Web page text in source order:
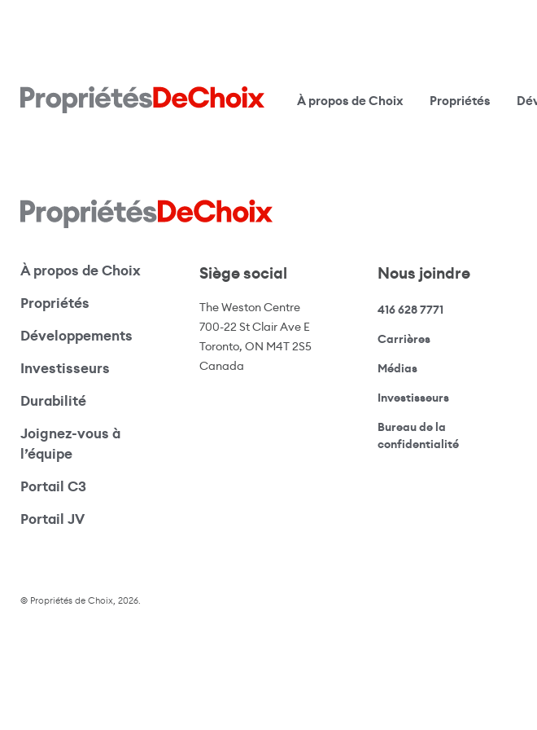
À propos de Choix Propriétés
À propos de Choix
Propriétés
Développements
Investisseurs
Durabilité
Joignez-vous à
l’équipe
Portail C3
Portail JV(s’ouvre dans une nouvelle fenêtre)
Siège social
The Weston Centre
700-22 St Clair Ave E
Toronto, ON M4T 2S5
Canada
Nous joindre
416 628 7771
Carrières(s’ouvre dans une
Médias(ouvre votre
Investisseurs(ouvre votre
Bureau de la
confidentialité(ouvre votre
© Propriétés de Choix, 2026.